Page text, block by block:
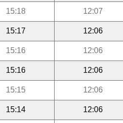
12:07
15:18
12:06
15:17
12:06
15:16
12:06
15:16
12:06
15:15
12:06
15:14